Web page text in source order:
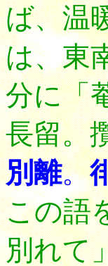
ば、温
は、東
分に「
長留。
別離。
この語
別れて